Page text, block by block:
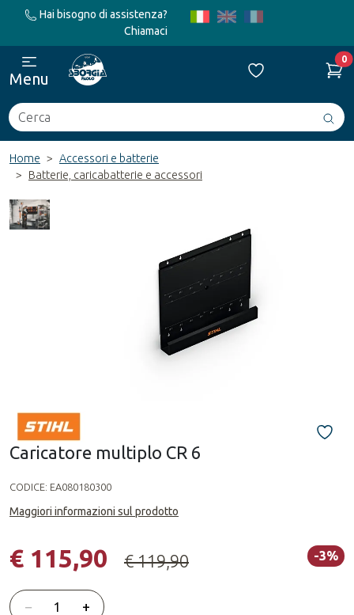
Hai bisogno di assistenza?
Chiamaci
Cerca
0
Menu
Home
Accessori e batterie
Batterie, caricabatterie e accessori
Caricatore multiplo CR 6
CODICE: EA080180300
Maggiori informazioni sul prodotto
-3%
€ 115,90 € 119,90
Quantità
− +